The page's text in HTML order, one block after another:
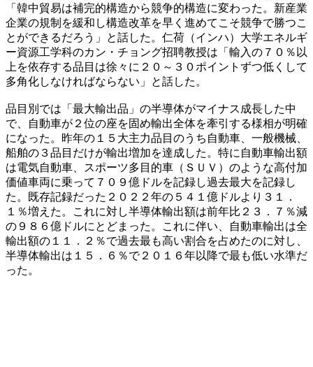
「韓中貿易は補完的構造から競争的構造に変わった。新産業
企業の規制を緩和し構造改革を早く進めてこそ競争で勝つこ
とができるだろう」と話した。仁荷（インハ）大学エネルギ
ー資源工学科のカン・チョング招聘教授は「輸入の７０％以
上を依存する品目は徐々に２０～３０ポイントずつ低くして
多角化しなければならない」と話した。
品目別では「最大輸出品」の半導体がマイナス成長した中
で、自動車が２位の座を固め輸出全体を牽引する様相が明確
になった。昨年の１５大主力品目のうち自動車、一般機械、
船舶の３品目だけが輸出増加を達成した。特に自動車輸出額
は電気自動車、スポーツ多目的車（ＳＵＶ）のような高付加
価値車両に乗って７０９億ドルを記録し過去最大を記録し
た。既存記録だった２０２２年の５４１億ドルより３１．
１％増えた。これに対し半導体輸出額は前年比２３．７％減
の９８６億ドルにとどまった。これに伴い、自動車輸出は全
輸出額の１１．２％で過去最も高い割合を占めたのに対し、
半導体輸出は１５．６％で２０１６年以降で最も低い水準だ
った。